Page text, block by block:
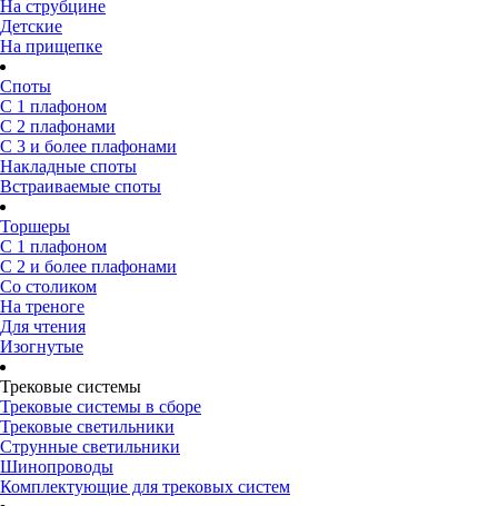
На струбцине
Детские
На прищепке
Споты
С 1 плафоном
С 2 плафонами
С 3 и более плафонами
Накладные споты
Встраиваемые споты
Торшеры
С 1 плафоном
С 2 и более плафонами
Со столиком
На треноге
Для чтения
Изогнутые
Трековые системы
Трековые системы в сборе
Трековые светильники
Струнные светильники
Шинопроводы
Комплектующие для трековых систем